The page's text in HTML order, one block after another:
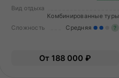
Вид отдыха
Комбинированные туры
Сложность
Средняя ?
От 188 000 ₽